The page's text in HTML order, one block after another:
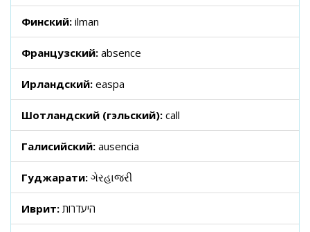
Финский: ilman
Французский: absence
Ирландский: easpa
Шотландский (гэльский): call
Галисийский: ausencia
Гуджарати: ગેરહાજરી
Иврит: היעדרות